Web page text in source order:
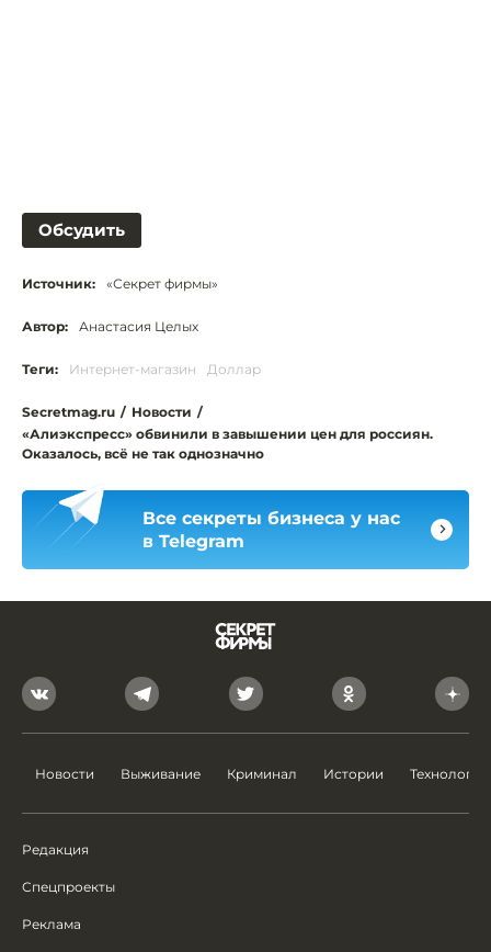
Обсудить
Источник: «Секрет фирмы»
Автор: Анастасия Целых
Теги: Интернет-магазин Доллар
Secretmag.ru / Новости /
«Алиэкспресс» обвинили в завышении цен для россиян.
Оказалось, всё не так однозначно
Все секреты бизнеса у нас
в Telegram
Новости Выживание Криминал Истории Технологии
Редакция
Спецпроекты
Реклама